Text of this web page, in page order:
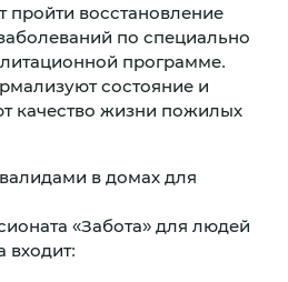
пройти восстановление
по специально
программе.
состояние и
качество жизни пожилых
в домах для
«Забота» для людей
входит: